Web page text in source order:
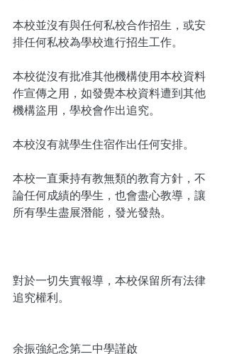
本校並沒有與任何私校合作招生，或安
排任何私校為學校進行招生工作。
本校從沒有批准其他機構使用本校資料
作宣傳之用，如發覺本校資料遭到其他
機構盜用，學校會作出追究。
本校沒有就學生住宿作出任何安排。
本校一直秉持有教無類的教育方針，不
論任何成績的學生，也會盡心教導，讓
所有學生盡展潛能，發光發熱。
對於一切失實報導，本校保留所有法律
追究權利。
余振強紀念第二中學謹啟